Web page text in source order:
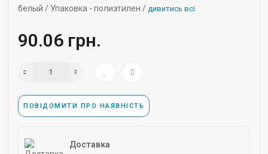
белый / Упаковка - полиэтилен / дивитись всі
90.06 грн.
ПОВІДОМИТИ ПРО НАЯВНІСТЬ
Доставка